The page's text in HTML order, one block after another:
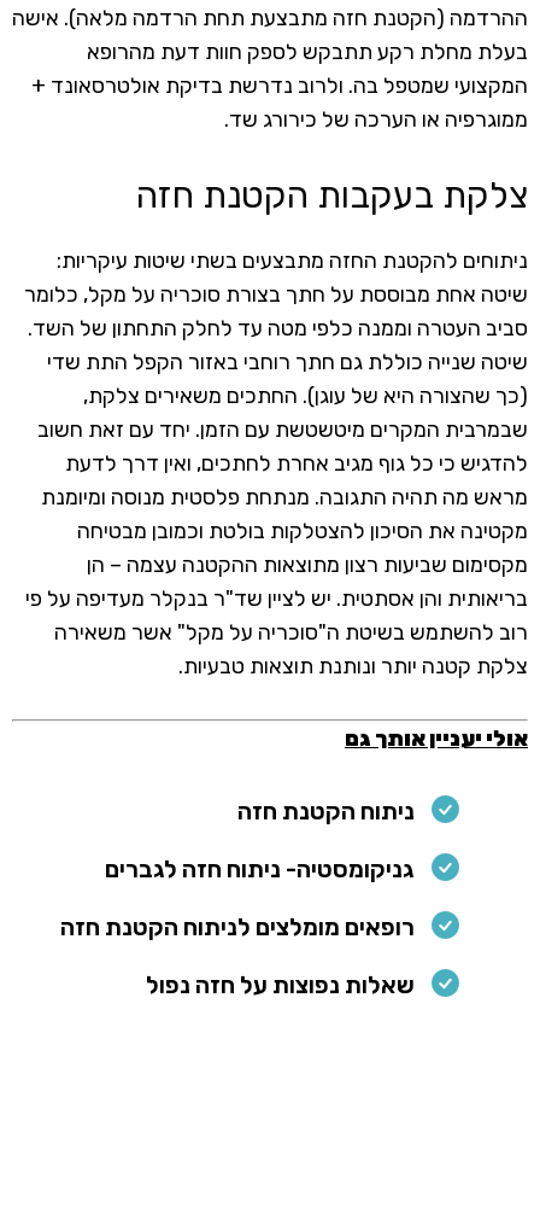
ההרדמה (הקטנת חזה מתבצעת תחת הרדמה מלאה). אישה
בעלת מחלת רקע תתבקש לספק חוות דעת מהרופא
המקצועי שמטפל בה. ולרוב נדרשת בדיקת אולטרסאונד +
ממוגרפיה או הערכה של כירורג שד.
צלקת בעקבות הקטנת חזה
ניתוחים להקטנת החזה מתבצעים בשתי שיטות עיקריות:
שיטה אחת מבוססת על חתך בצורת סוכריה על מקל, כלומר
סביב העטרה וממנה כלפי מטה עד לחלק התחתון של השד.
שיטה שנייה כוללת גם חתך רוחבי באזור הקפל התת שדי
(כך שהצורה היא של עוגן). החתכים משאירים צלקת,
שבמרבית המקרים מיטשטשת עם הזמן. יחד עם זאת חשוב
להדגיש כי כל גוף מגיב אחרת לחתכים, ואין דרך לדעת
מראש מה תהיה התגובה. מנתחת פלסטית מנוסה ומיומנת
מקטינה את הסיכון להצטלקות בולטת וכמובן מבטיחה
מקסימום שביעות רצון מתוצאות ההקטנה עצמה – הן
בריאותית והן אסתטית. יש לציין שד"ר בנקלר מעדיפה על פי
רוב להשתמש בשיטת ה"סוכריה על מקל" אשר משאירה
צלקת קטנה יותר ונותנת תוצאות טבעיות.
אולי יעניין אותך גם
ניתוח הקטנת חזה
גניקומסטיה- ניתוח חזה לגברים
רופאים מומלצים לניתוח הקטנת חזה
שאלות נפוצות על חזה נפול